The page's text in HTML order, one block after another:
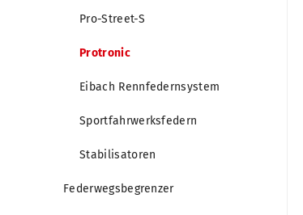
Pro-Street-S
Protronic
Eibach Rennfedernsystem
Sportfahrwerksfedern
Stabilisatoren
Federwegsbegrenzer